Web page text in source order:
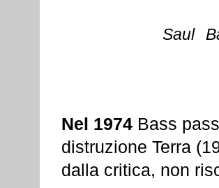
Saul
Nel 1974 Bass
distruzione Terra
dalla critica, non